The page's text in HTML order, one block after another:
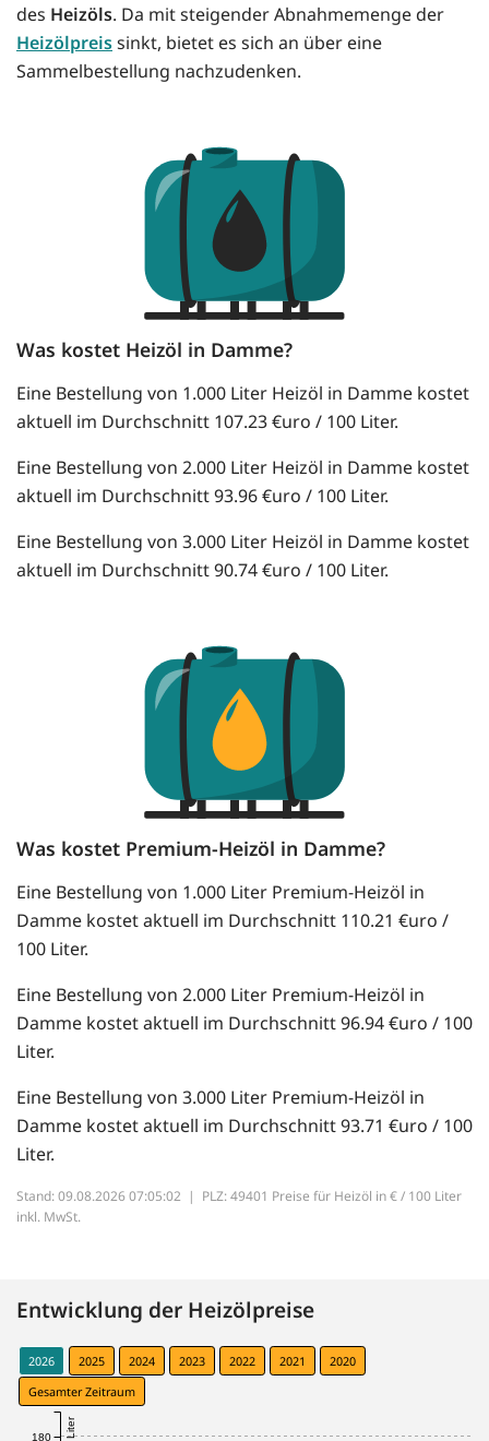
des Heizöls. Da mit steigender Abnahmemenge der
Heizölpreissinkt, bietet es sich an über eine
Sammelbestellung nachzudenken.
Was kostet Heizöl in Damme?
Eine Bestellung von 1.000 Liter Heizöl in Damme kostet
aktuell im Durchschnitt 107.23 €uro / 100 Liter.
Eine Bestellung von 2.000 Liter Heizöl in Damme kostet
aktuell im Durchschnitt 93.96 €uro / 100 Liter.
Eine Bestellung von 3.000 Liter Heizöl in Damme kostet
aktuell im Durchschnitt 90.74 €uro / 100 Liter.
Was kostet Premium-Heizöl in Damme?
Eine Bestellung von 1.000 Liter Premium-Heizöl in
Damme kostet aktuell im Durchschnitt 110.21 €uro /
100 Liter.
Eine Bestellung von 2.000 Liter Premium-Heizöl in
Damme kostet aktuell im Durchschnitt 96.94 €uro / 100
Liter.
Eine Bestellung von 3.000 Liter Premium-Heizöl in
Damme kostet aktuell im Durchschnitt 93.71 €uro / 100
Liter.
Stand: 09.08.2026 07:05:02 | PLZ: 49401 Preise für Heizöl in € / 100 Liter
inkl. MwSt.
Entwicklung der Heizölpreise
2026 2025 2024 2023 2022 2021
2020
Gesamter Zeitraum
180